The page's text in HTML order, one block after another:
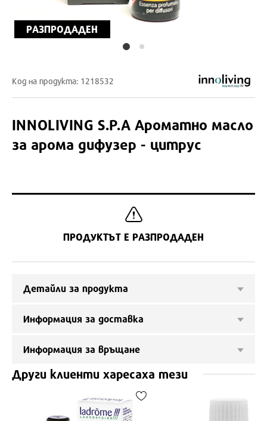
РАЗПРОДАДЕН
Код на продукта: 1218532
INNOLIVING S.P.A Ароматно масло
за арома дифузер - цитрус
ПРОДУКТЪТ Е РАЗПРОДАДЕН
Детайли за продукта
Информация за доставка
Информация за връщане
Други клиенти харесаха тези